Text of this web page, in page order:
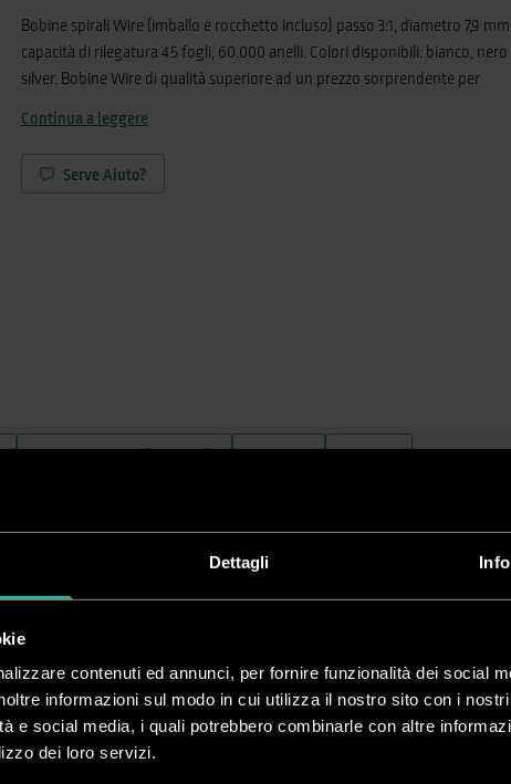
Dettagli
contenuti ed annunci, per fornire funzionalità dei social
informazioni sul modo in cui utilizza il nostro sito con i
e social media, i quali potrebbero combinarle con altre
dei loro servizi.
Bobine spirali Wire (imballo e rocchetto incluso) passo 3:1, diametro 7,9 mm,
capacità di rilegatura 45 fogli, 60.000 anelli. Colori disponibili: bianco, nero
silver. Bobine Wire di qualità superiore ad un prezzo sorprendente per
con rilegatrici automatiche Renz, Rilecart e JBI. Un’estetica superiore per
infatti bobine realizzate unicamente tramite filo metallico belga Bekaert, la
Continua a leggere
Serve Aiuto?
7.9 5/16